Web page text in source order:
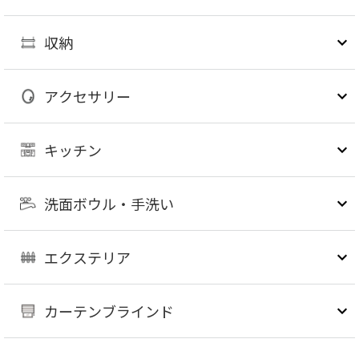
収納
アクセサリー
キッチン
洗面ボウル・手洗い
エクステリア
カーテンブラインド